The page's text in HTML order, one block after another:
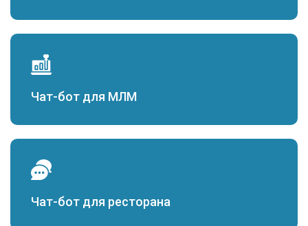
Чат-бот для МЛМ
Чат-бот для ресторана